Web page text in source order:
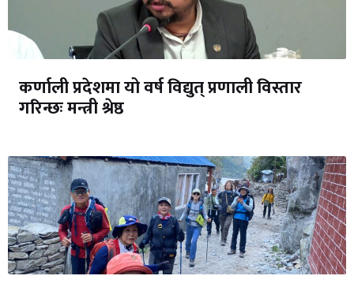
कर्णाली प्रदेशमा यो वर्ष विद्युत् प्रणाली विस्तार
गरिन्छः मन्त्री श्रेष्ठ